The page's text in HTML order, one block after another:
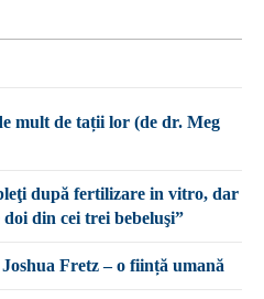
mult de tații lor (de dr. Meg
după fertilizare in vitro, dar
din cei trei bebeluşi”
Fretz – o ființă umană